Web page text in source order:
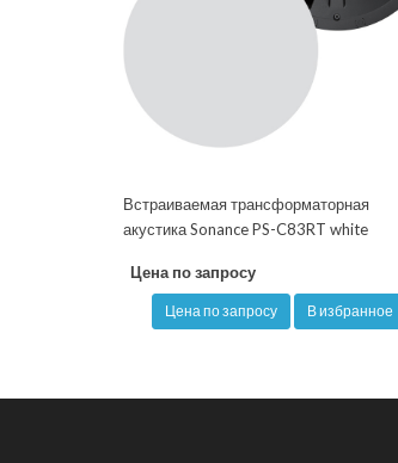
Встраиваемая трансформаторная
акустика Sonance PS-C83RT white
Цена по запросу
Цена по запросу В избранное